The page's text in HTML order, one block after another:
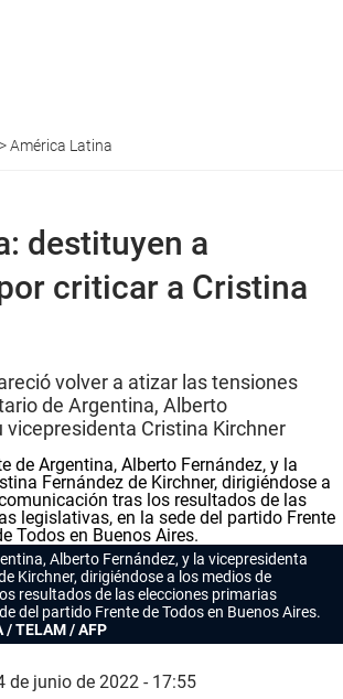
>América Latina
destituyen a
criticar a Cristina
volver a atizar las tensiones
de Argentina, Alberto
vicepresidenta Cristina Kirchner
Alberto Fernández, y la vicepresidenta
Kirchner, dirigiéndose a los medios de
resultados de las elecciones primarias
del partido Frente de Todos en Buenos Aires.
TELAM / AFP
de junio de 2022 - 17:55